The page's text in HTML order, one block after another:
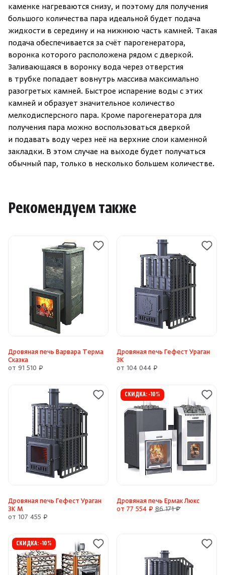
каменке нагреваются снизу, и поэтому для получения
большого количества пара идеальной будет подача
жидкости в середину и на нижнюю часть камней. Такая
подача обеспечивается за счёт парогенератора,
воронка которого расположена рядом с дверкой.
Заливающаяся в воронку вода через отверстия
в трубке попадает вовнутрь массива максимально
разогретых камней. Быстрое испарение воды с этих
камней и образует значительное количество
мелкодисперсного пара. Кроме парогенератора для
получения пара можно воспользоваться дверкой
и подавать воду через неё на верхние слои каменной
закладки. В этом случае на выходе будет получаться
обычный пар, только в несколько большем количестве.
Рекомендуем также
Дровяная печь Варвара Терма
Сказка
от 91 510 ₽
Дровяная печь Гефест Ураган
ЗК
от 104 044 ₽
Дровяная печь Гефест Ураган
ЗК М
от 107 455 ₽
СКИДКА: -10%
Дровяная печь Ермак Люкс
от 77 554 ₽ 86 171 ₽
СКИДКА: -10%